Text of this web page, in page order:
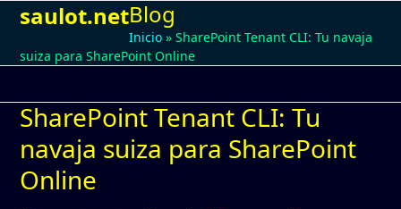
Skip
content
saulot.net
Open
menu
Close
menu
Blog
Inicio »SharePoint Tenant CLI: Tu navaja
suiza para SharePoint Online
SharePoint Tenant CLI: Tu
navaja suiza para SharePoint
Online